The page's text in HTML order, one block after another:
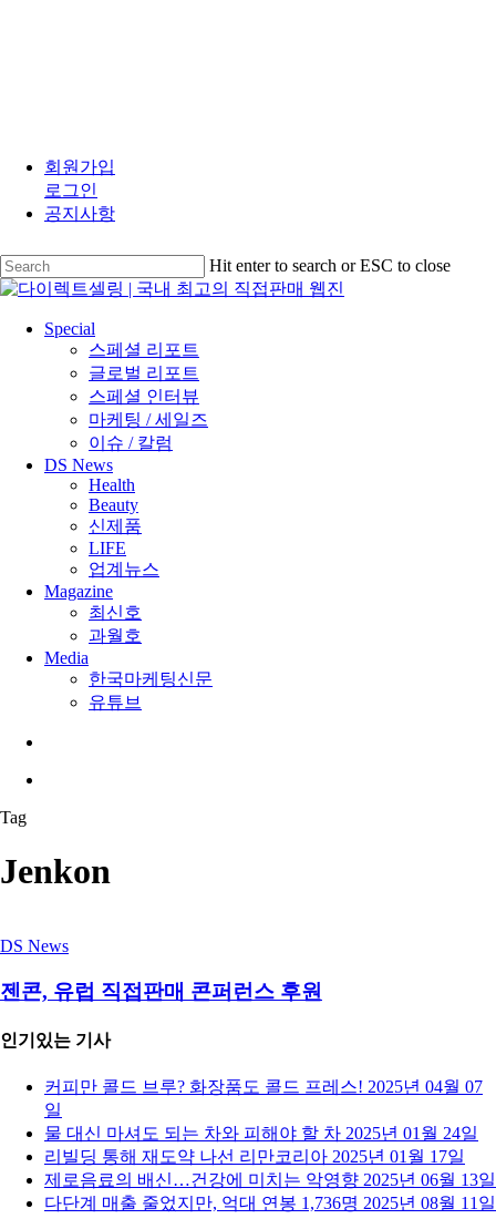
main
content
회원가입
로그인
공지사항
Hit enter to search or ESC to close
Close
search
Menu
Special
스페셜 리포트
글로벌 리포트
스페셜 인터뷰
마케팅 / 세일즈
이슈 / 칼럼
DS News
Health
Beauty
신제품
LIFE
업계뉴스
Magazine
최신호
과월호
Media
한국마케팅신문
유튜브
Tag
Jenkon
DS News
젠콘, 유럽 직접판매 콘퍼런스 후원
인기있는 기사
커피만 콜드 브루? 화장품도 콜드 프레스! 2025년 04월 07
일
물 대신 마셔도 되는 차와 피해야 할 차 2025년 01월 24일
리빌딩 통해 재도약 나선 리만코리아 2025년 01월 17일
제로음료의 배신…건강에 미치는 악영향 2025년 06월 13일
다단계 매출 줄었지만, 억대 연봉 1,736명 2025년 08월 11일